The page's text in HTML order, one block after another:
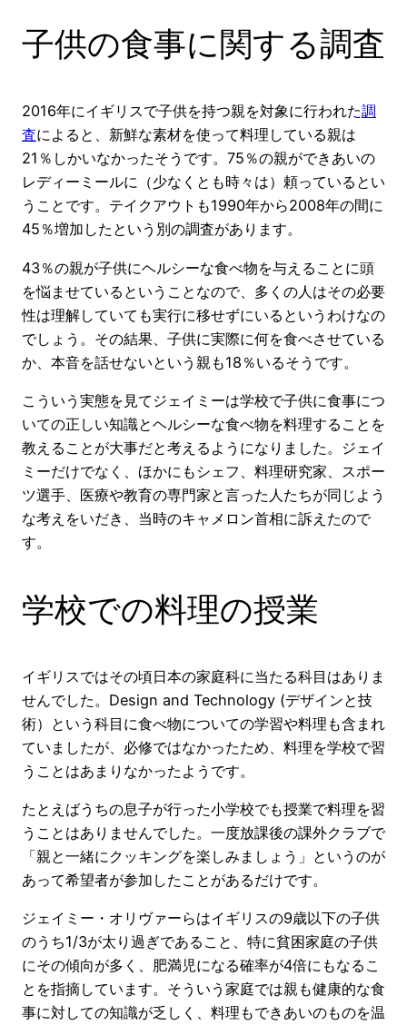
子供の食事に関する調査
2016年にイギリスで子供を持つ親を対象に行われた調
査によると、新鮮な素材を使って料理している親は
21％しかいなかったそうです。75％の親ができあいの
レディーミールに（少なくとも時々は）頼っているとい
うことです。テイクアウトも1990年から2008年の間に
45％増加したという別の調査があります。
43％の親が子供にヘルシーな食べ物を与えることに頭
を悩ませているということなので、多くの人はその必要
性は理解していても実行に移せずにいるというわけなの
でしょう。その結果、子供に実際に何を食べさせている
か、本音を話せないという親も18％いるそうです。
こういう実態を見てジェイミーは学校で子供に食事につ
いての正しい知識とヘルシーな食べ物を料理することを
教えることが大事だと考えるようになりました。ジェイ
ミーだけでなく、ほかにもシェフ、料理研究家、スポー
ツ選手、医療や教育の専門家と言った人たちが同じよう
な考えをいだき、当時のキャメロン首相に訴えたので
す。
学校での料理の授業
イギリスではその頃日本の家庭科に当たる科目はありま
せんでした。Design and Technology (デザインと技
術）という科目に食べ物についての学習や料理も含まれ
ていましたが、必修ではなかったため、料理を学校で習
うことはあまりなかったようです。
たとえばうちの息子が行った小学校でも授業で料理を習
うことはありませんでした。一度放課後の課外クラブで
「親と一緒にクッキングを楽しみましょう」というのが
あって希望者が参加したことがあるだけです。
ジェイミー・オリヴァーらはイギリスの9歳以下の子供
のうち1/3が太り過ぎであること、特に貧困家庭の子供
にその傾向が多く、肥満児になる確率が4倍にもなるこ
とを指摘しています。そういう家庭では親も健康的な食
事に対しての知識が乏しく、料理もできあいのものを温